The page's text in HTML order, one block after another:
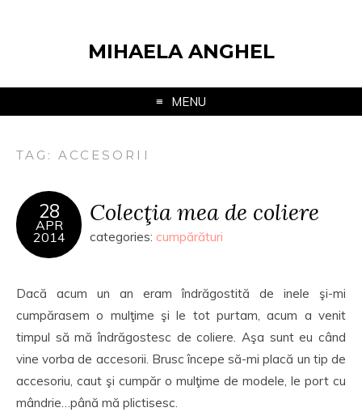
MIHAELA ANGHEL
MENU
TAG:ACCESORII
28
APR
2014
Colecţia mea de coliere
categories: cumpărături
Dacă acum un an eram îndrăgostită de inele şi-mi
cumpărasem o mulţime şi le tot purtam, acum a venit
timpul să mă îndrăgostesc de coliere. Aşa sunt eu când
vine vorba de accesorii. Brusc începe să-mi placă un tip de
accesoriu, caut şi cumpăr o mulţime de modele, le port cu
mândrie…până mă plictisesc.